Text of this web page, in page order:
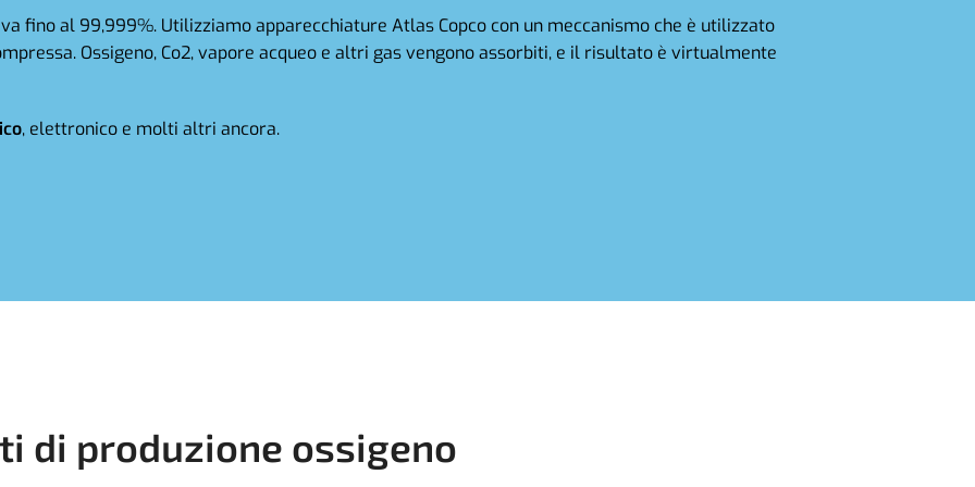
fino al 99,999%. Utilizziamo apparecchiature Atlas Copco con un meccanismo che è utilizzato
Ossigeno, Co2, vapore acqueo e altri gas vengono assorbiti, e il risultato è virtualmente
, elettronico e molti altri ancora.
di produzione ossigeno